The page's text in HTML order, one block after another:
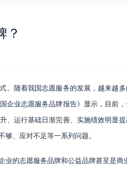
？
。随着我国志愿服务的发展，越来越
企业志愿服务品牌报告》显示，目前
、运行基础日渐完善、实施绩效明显
、应对不足等一系列问题。
业的志愿服务品牌和公益品牌甚至是商